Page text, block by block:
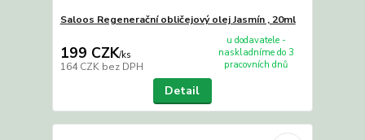
Saloos Regenerační obličejový olej Jasmín , 20ml
199 CZK/ks
164 CZK bez DPH
u dodavatele -
naskladníme do 3
pracovních dnů
Detail